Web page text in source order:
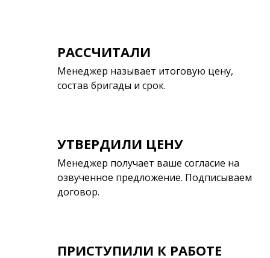
РАССЧИТАЛИ
Менеджер называет итоговую цену,
состав бригады и срок.
УТВЕРДИЛИ ЦЕНУ
Менеджер получает ваше согласие на
озвученное предложение. Подписываем
договор.
ПРИСТУПИЛИ К РАБОТЕ